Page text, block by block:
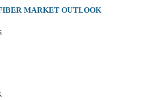
MARKET OUTLOOK